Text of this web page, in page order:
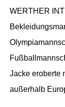
WERTHER
Jacke eroberte
außerhalb